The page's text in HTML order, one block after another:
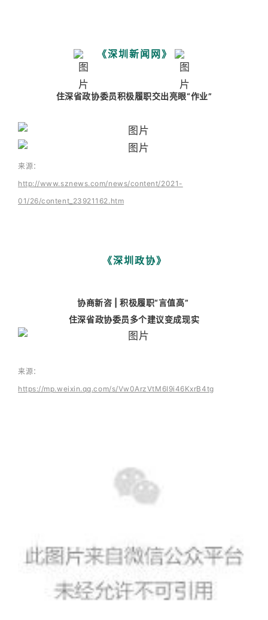
《深圳新闻网》
住深省政协委员积极履职交出亮眼“作业”
来源：
http://www.sznews.com/news/content/2021-
01/26/content_23921162.htm
《深圳政协》
协商新咨 | 积极履职“言值高”
住深省政协委员多个建议变成现实
来源：
https://mp.weixin.qq.com/s/Vw0ArzVtM6I9i46KxrB4tg